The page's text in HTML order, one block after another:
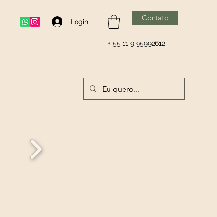
Login Contato
+ 55 11 9 95992612